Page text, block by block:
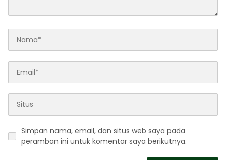
Simpan nama, email, dan situs web saya pada
peramban ini untuk komentar saya berikutnya.